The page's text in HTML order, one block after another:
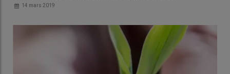
14 mars 2019